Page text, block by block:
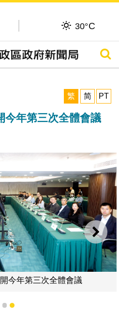
30°C
搜尋
繁
简 PT
今年第三次全體會議
下一
今年第三次全體會議
1 2